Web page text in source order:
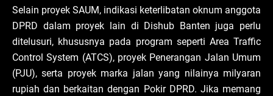
Selain proyek SAUM, indikasi keterlibatan oknum anggota
DPRD dalam proyek lain di Dishub Banten juga perlu
ditelusuri, khususnya pada program seperti Area Traffic
Control System (ATCS), proyek Penerangan Jalan Umum
(PJU), serta proyek marka jalan yang nilainya milyaran
rupiah dan berkaitan dengan Pokir DPRD. Jika memang